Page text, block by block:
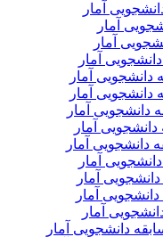
آمار
آمار
آمار
آمار
دانشجویی آمار
آمار
دانشجویی آمار
آمار
دانشجویی آمار
آمار
آمار
آمار
آمار
دانشجویی آمار